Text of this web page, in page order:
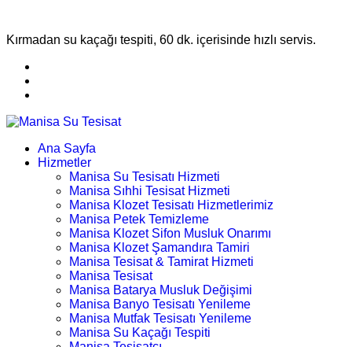
Kırmadan su kaçağı tespiti, 60 dk. içerisinde hızlı servis.
Ana Sayfa
Hizmetler
Manisa Su Tesisatı Hizmeti
Manisa Sıhhi Tesisat Hizmeti
Manisa Klozet Tesisatı Hizmetlerimiz
Manisa Petek Temizleme
Manisa Klozet Sifon Musluk Onarımı
Manisa Klozet Şamandıra Tamiri
Manisa Tesisat & Tamirat Hizmeti
Manisa Tesisat
Manisa Batarya Musluk Değişimi
Manisa Banyo Tesisatı Yenileme
Manisa Mutfak Tesisatı Yenileme
Manisa Su Kaçağı Tespiti